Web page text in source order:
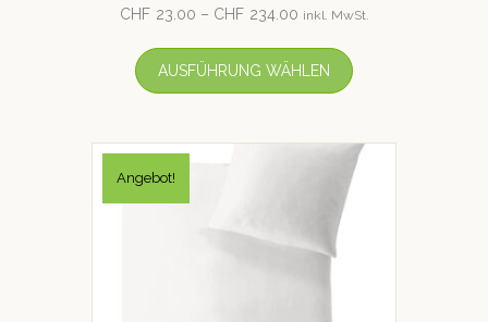
CHF 23.00 – CHF 234.00 inkl. MwSt.
AUSFÜHRUNG WÄHLEN
Angebot!